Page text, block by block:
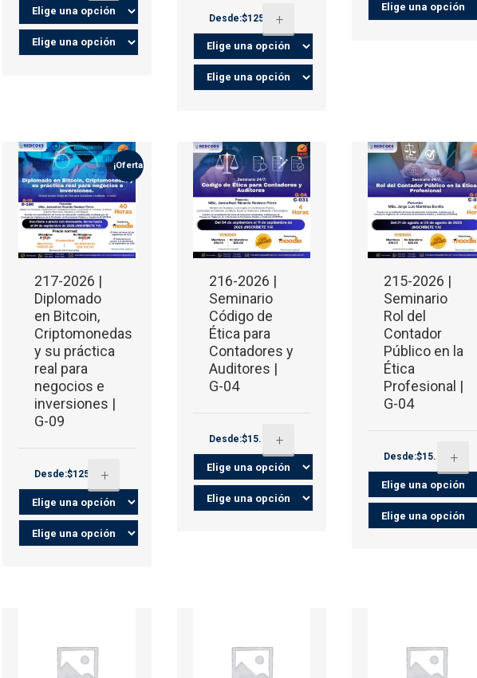
Desde:$125.00+
¡Oferta!
217-2026 |
Diplomado
en Bitcoin,
Criptomonedas
y su práctica
real para
negocios e
inversiones |
G-09
Desde:$125.00+
216-2026 |
Seminario
Código de
Ética para
Contadores y
Auditores |
G-04
Desde:$15.00 +
215-2026 |
Seminario
Rol del
Contador
Público en la
Ética
Profesional |
G-04
Desde:$15.00 +